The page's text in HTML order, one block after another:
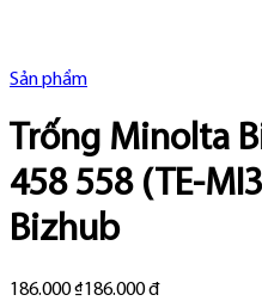
Sản phẩm
Trống Minolta
458 558 (TE-
Bizhub
186.000 ₫186.000 đ